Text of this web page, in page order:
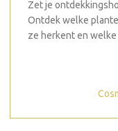
Zet je
Ontdek welke
ze herkent en